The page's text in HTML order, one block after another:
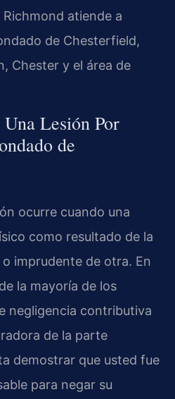
atiende a
de Chesterfield,
Chester y el área de
Lesión Por
de
ocurre cuando una
como resultado de la
imprudente de otra. En
la mayoría de los
negligencia contributiva
de la parte
demostrar que usted fue
para negar su